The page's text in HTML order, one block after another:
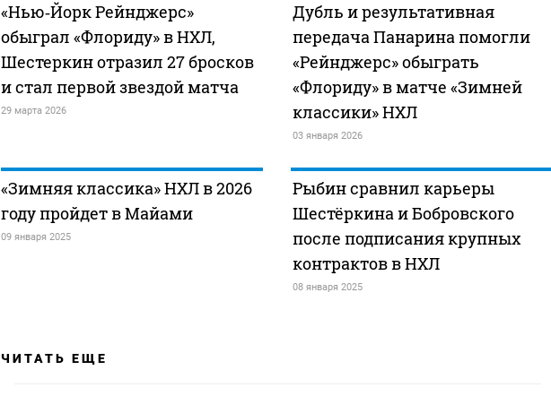
«Нью‑Йорк Рейнджерс»
обыграл «Флориду» в НХЛ,
Шестеркин отразил 27 бросков
и стал первой звездой матча
29 марта 2026
Дубль и результативная
передача Панарина помогли
«Рейнджерс» обыграть
«Флориду» в матче «Зимней
классики» НХЛ
03 января 2026
«Зимняя классика» НХЛ в 2026
году пройдет в Майами
09 января 2025
Рыбин сравнил карьеры
Шестёркина и Бобровского
после подписания крупных
контрактов в НХЛ
08 января 2025
ЧИТАТЬ ЕЩЕ